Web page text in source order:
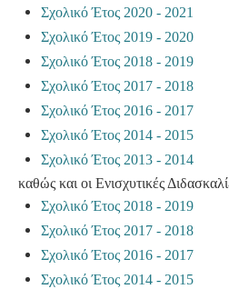
Σχολικό Έτος 2020 - 2021
Σχολικό Έτος 2019 - 2020
Σχολικό Έτος 2018 - 2019
Σχολικό Έτος 2017 - 2018
Σχολικό Έτος 2016 - 2017
Σχολικό Έτος 2014 - 2015
Σχολικό Έτος 2013 - 2014
καθώς και οι Ενισχυτικές
Σχολικό Έτος 2018 - 2019
Σχολικό Έτος 2017 - 2018
Σχολικό Έτος 2016 - 2017
Σχολικό Έτος 2014 - 2015